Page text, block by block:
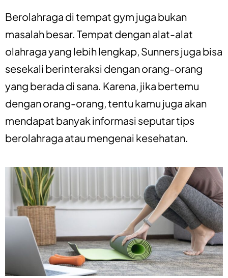
Berolahraga di tempat gym juga bukan
masalah besar. Tempat dengan alat-alat
olahraga yang lebih lengkap, Sunners juga bisa
sesekali berinteraksi dengan orang-orang
yang berada di sana. Karena, jika bertemu
dengan orang-orang, tentu kamu juga akan
mendapat banyak informasi seputar tips
berolahraga atau mengenai kesehatan.